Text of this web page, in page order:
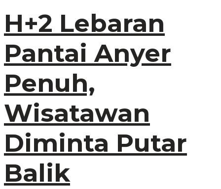
H+2 Lebaran
Pantai Anyer
Penuh,
Wisatawan
Diminta Putar
Balik